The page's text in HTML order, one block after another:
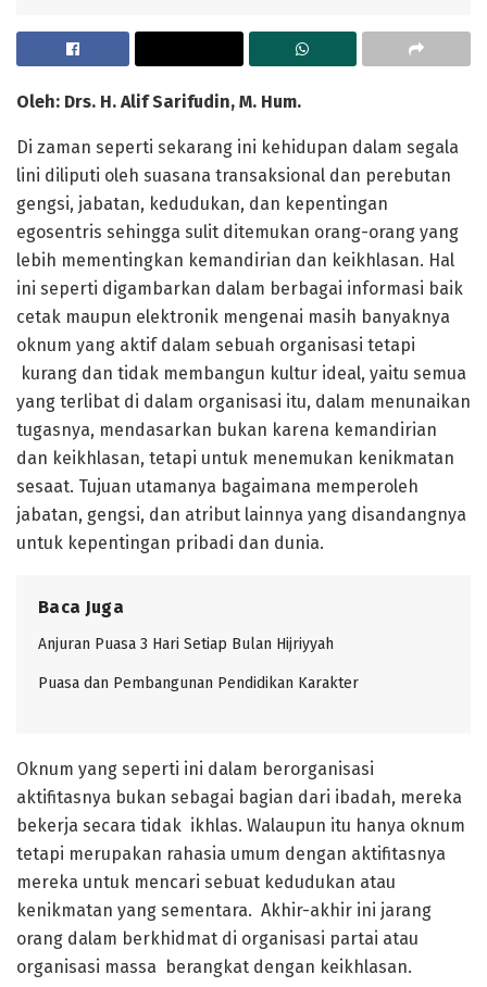
Oleh: Drs. H. Alif Sarifudin, M. Hum.
Di zaman seperti sekarang ini kehidupan dalam segala
lini diliputi oleh suasana transaksional dan perebutan
gengsi, jabatan, kedudukan, dan kepentingan
egosentris sehingga sulit ditemukan orang-orang yang
lebih mementingkan kemandirian dan keikhlasan. Hal
ini seperti digambarkan dalam berbagai informasi baik
cetak maupun elektronik mengenai masih banyaknya
oknum yang aktif dalam sebuah organisasi tetapi
kurang dan tidak membangun kultur ideal, yaitu semua
yang terlibat di dalam organisasi itu, dalam menunaikan
tugasnya, mendasarkan bukan karena kemandirian
dan keikhlasan, tetapi untuk menemukan kenikmatan
sesaat. Tujuan utamanya bagaimana memperoleh
jabatan, gengsi, dan atribut lainnya yang disandangnya
untuk kepentingan pribadi dan dunia.
Baca Juga
Anjuran Puasa 3 Hari Setiap Bulan Hijriyyah
Puasa dan Pembangunan Pendidikan Karakter
Oknum yang seperti ini dalam berorganisasi
aktifitasnya bukan sebagai bagian dari ibadah, mereka
bekerja secara tidak ikhlas. Walaupun itu hanya oknum
tetapi merupakan rahasia umum dengan aktifitasnya
mereka untuk mencari sebuat kedudukan atau
kenikmatan yang sementara. Akhir-akhir ini jarang
orang dalam berkhidmat di organisasi partai atau
organisasi massa berangkat dengan keikhlasan.